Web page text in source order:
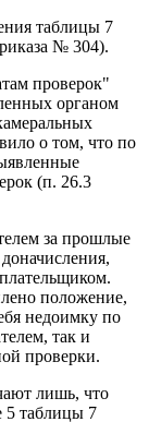
таблицы 7
№ 304).
проверок"
органом
о том, что по
(п. 26.3
за прошлые
положение,
недоимку по
так и
проверки.
лишь, что
5 таблицы 7